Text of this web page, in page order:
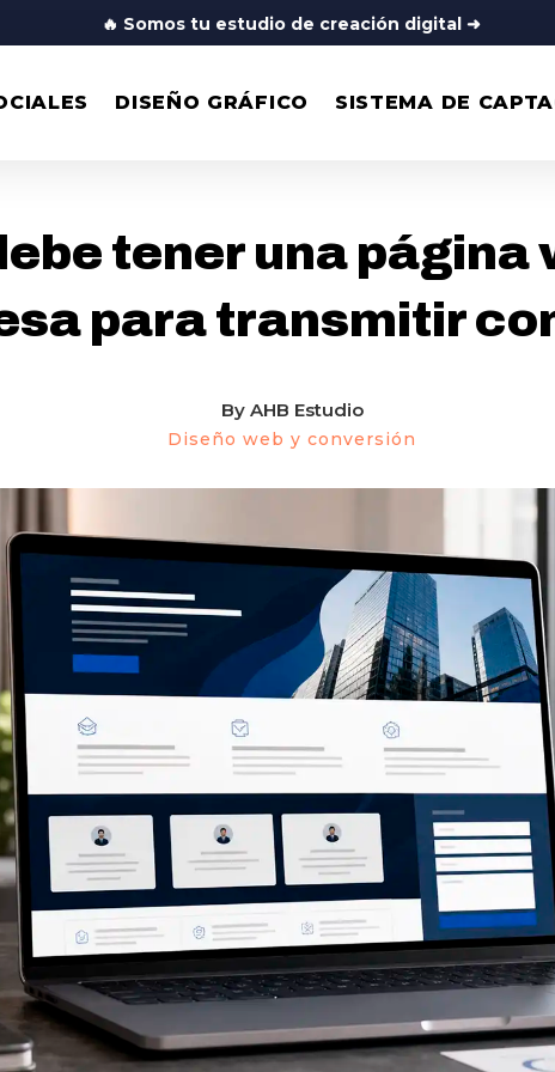
🔥 Somos tu estudio de creación digital ➜
DISEÑO GRÁFICO SISTEMA DE
tener una página
para transmitir
By AHB Estudio
Diseño web y conversión